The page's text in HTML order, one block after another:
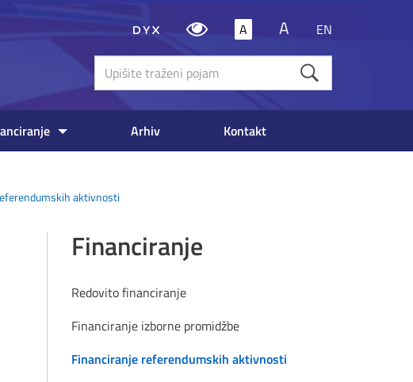
A A
EN
Upišite
traženi
Arhiv Kontakt
aktivnosti
Financiranje
Redovito financiranje
Financiranje izborne promidžbe
Financiranje referendumskih aktivnosti